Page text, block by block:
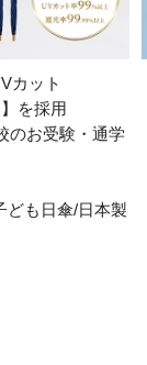
カット
を採用
のお受験・通学
ども日傘/日本製